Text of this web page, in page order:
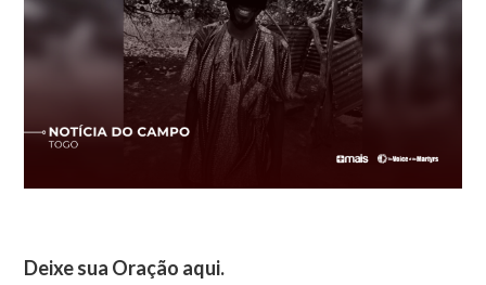
Deixe sua Oração aqui.